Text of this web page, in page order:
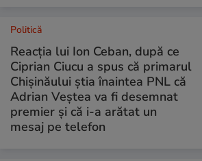
Politică
Reacția lui Ion Ceban, după ce
Ciprian Ciucu a spus că primarul
Chișinăului știa înaintea PNL că
Adrian Veștea va fi desemnat
premier și că i-a arătat un
mesaj pe telefon